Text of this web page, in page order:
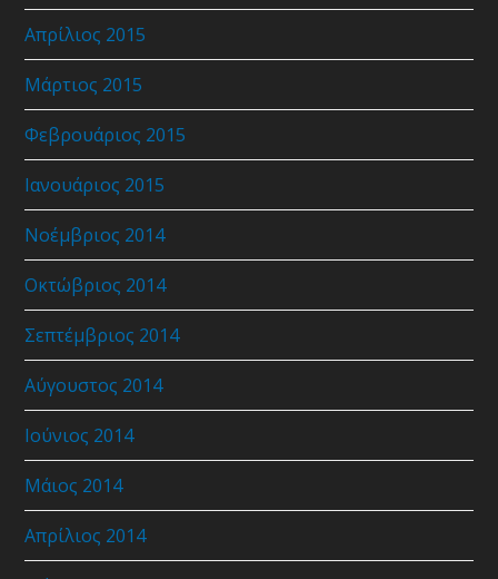
Απρίλιος 2015
Μάρτιος 2015
Φεβρουάριος 2015
Ιανουάριος 2015
Νοέμβριος 2014
Οκτώβριος 2014
Σεπτέμβριος 2014
Αύγουστος 2014
Ιούνιος 2014
Μάιος 2014
Απρίλιος 2014